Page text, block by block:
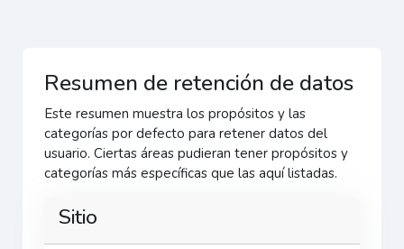
Resumen de retención de datos
Este resumen muestra los propósitos y las
categorías por defecto para retener datos del
usuario. Ciertas áreas pudieran tener propósitos y
categorías más específicas que las aquí listadas.
Sitio